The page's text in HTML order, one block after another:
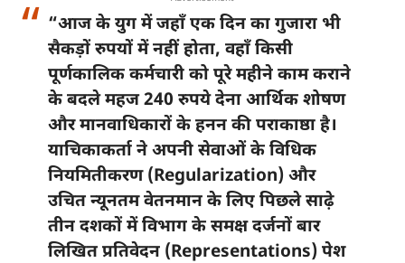
“आज के युग में जहाँ एक दिन का गुजारा भी
सैकड़ों रुपयों में नहीं होता, वहाँ किसी
पूर्णकालिक कर्मचारी को पूरे महीने काम कराने
के बदले महज 240 रुपये देना आर्थिक शोषण
और मानवाधिकारों के हनन की पराकाष्ठा है।
याचिकाकर्ता ने अपनी सेवाओं के विधिक
नियमितीकरण (Regularization) और
उचित न्यूनतम वेतनमान के लिए पिछले साढ़े
तीन दशकों में विभाग के समक्ष दर्जनों बार
लिखित प्रतिवेदन (Representations) पेश